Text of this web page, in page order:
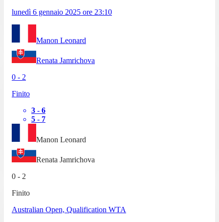
lunedì 6 gennaio 2025 ore 23:10
Manon Leonard
Renata Jamrichova
0 - 2
Finito
3 - 6
5 - 7
Manon Leonard
Renata Jamrichova
0 - 2
Finito
Australian Open, Qualification WTA